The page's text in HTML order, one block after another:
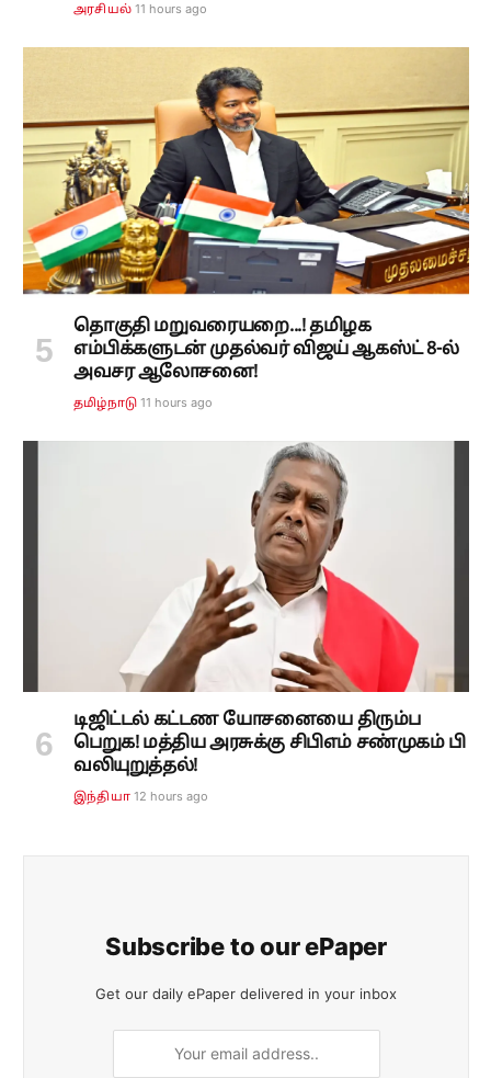
அரசியல் 11 hours ago
தொகுதி மறுவரையறை...! தமிழக
எம்பிக்களுடன் முதல்வர் விஜய் ஆகஸ்ட் 8-ல்
அவசர ஆலோசனை!
தமிழ்நாடு 11 hours ago
டிஜிட்டல் கட்டண யோசனையை திரும்ப
பெறுக! மத்திய அரசுக்கு சிபிஎம் சண்முகம் பி
வலியுறுத்தல்!
இந்தியா 12 hours ago
Subscribe to our ePaper
Get our daily ePaper delivered in your inbox